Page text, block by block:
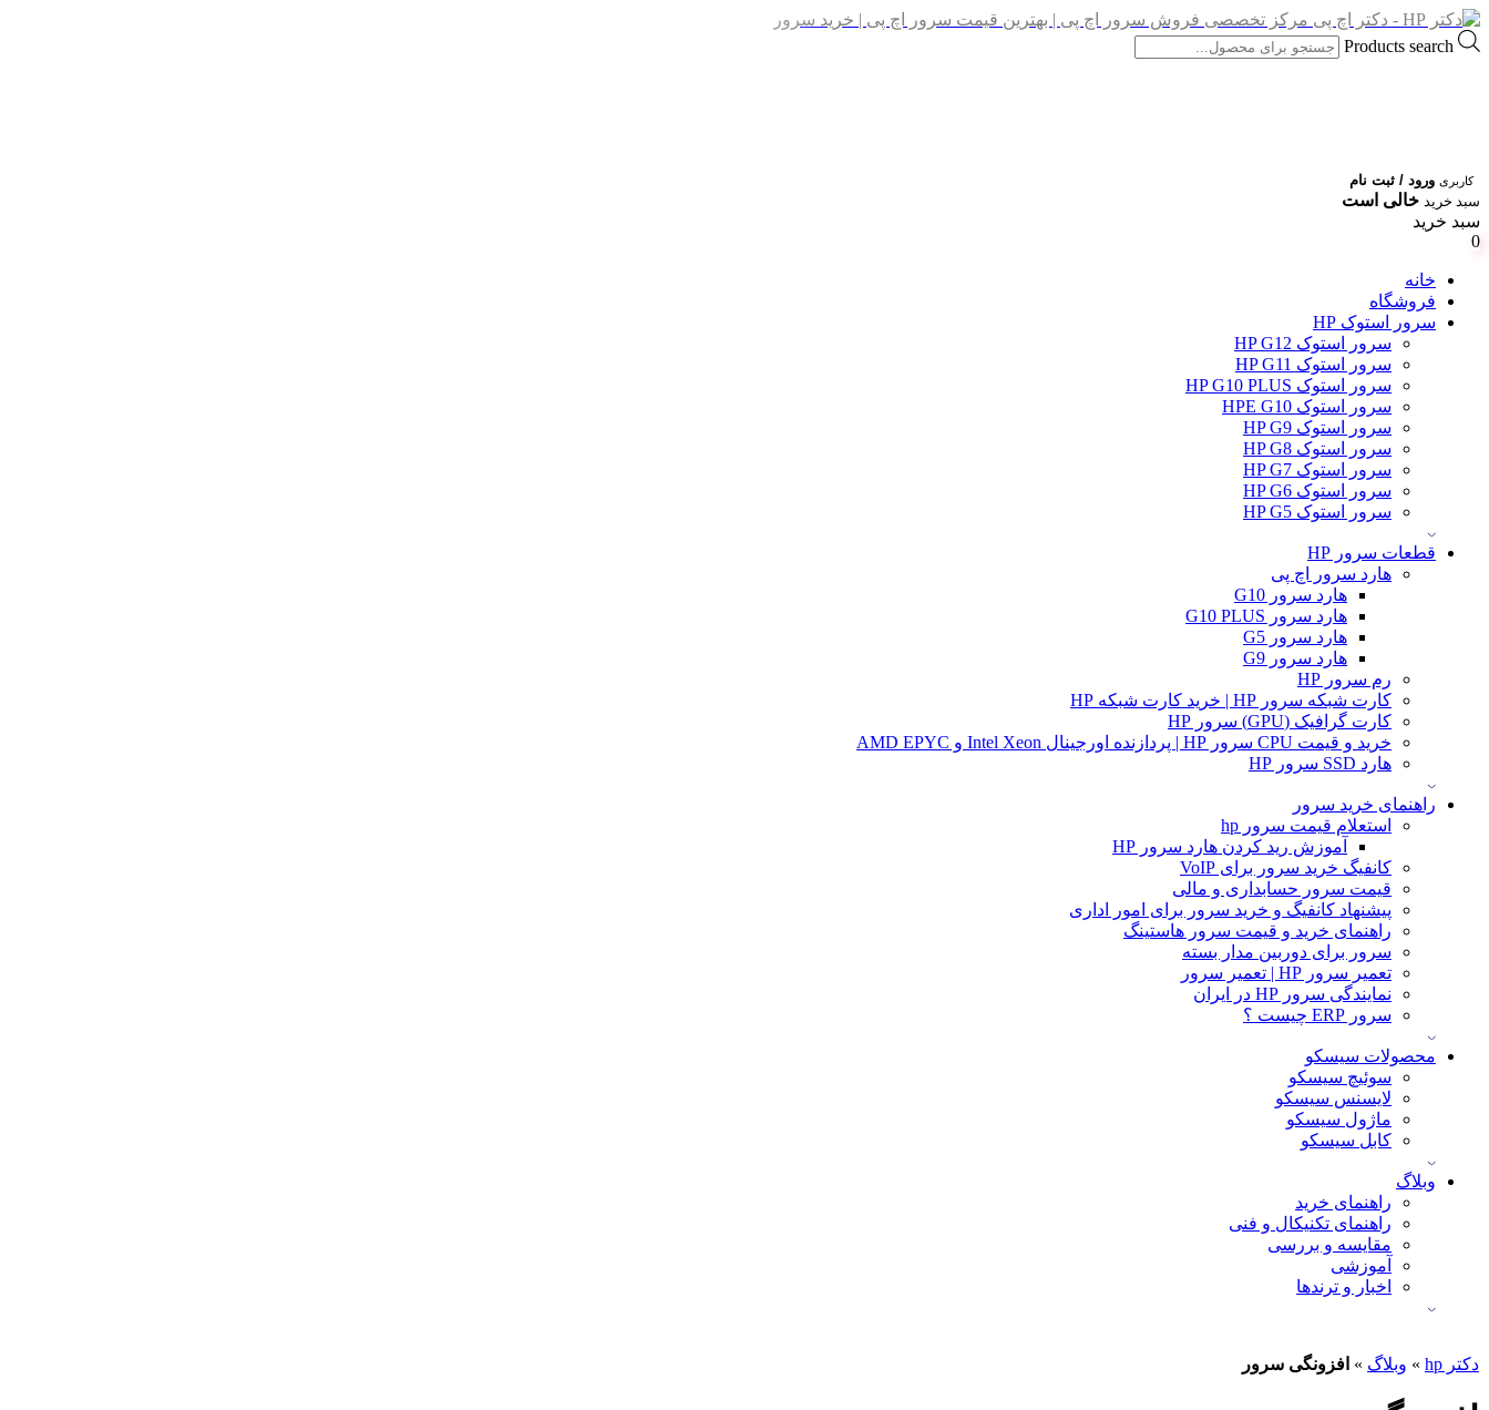
Products search
کاربری ورود / ثبت نام
سبد خرید خالی است
سبد خرید
0
خانه
فروشگاه
سرور استوک HP
سرور استوک HP G12
سرور استوک HP G11
سرور استوک HP G10 PLUS
سرور استوک HPE G10
سرور استوک HP G9
سرور استوک HP G8
سرور استوک HP G7
سرور استوک HP G6
سرور استوک HP G5
قطعات سرور HP
هارد سرور اچ پی
هارد سرور G10
هارد سرور G10 PLUS
هارد سرور G5
هارد سرور G9
رم سرور HP
کارت شبکه سرور HP | خرید کارت شبکه HP
کارت گرافیک (GPU) سرور HP
خرید و قیمت CPU سرور HP | پردازنده اورجینال Intel Xeon و AMD EPYC
هارد SSD سرور HP
راهنمای خرید سرور
استعلام قیمت سرور hp
آموزش ريد كردن هارد سرور HP
کانفیگ خرید سرور برای VoIP
قیمت سرور حسابداری و مالی
پیشنهاد کانفیگ و خرید سرور برای امور اداری
راهنمای خرید و قیمت سرور هاستینگ
سرور برای دوربین مدار بسته
تعمیر سرور HP | تعمیر سرور
نمایندگی سرور HP در ایران
سرور ERP چیست ؟
محصولات سیسکو
سوئیچ سیسکو
لایسنس سیسکو
ماژول سیسکو
کابل سیسکو
وبلاگ
راهنمای خرید
راهنمای تکنیکال و فنی
مقایسه و بررسی
آموزشی
اخبار و ترندها
دکتر hp » وبلاگ » افزونگی سرور